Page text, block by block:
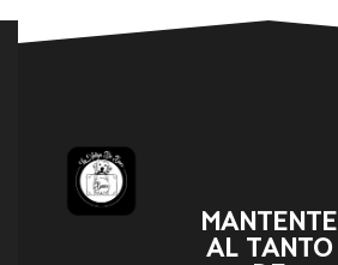
MANTENTE
AL TANTO